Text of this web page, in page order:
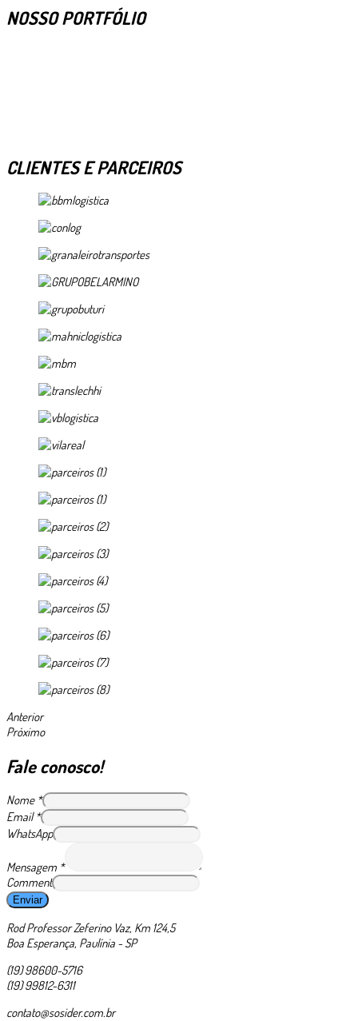
NOSSO PORTFÓLIO
CLIENTES E PARCEIROS
Anterior
Próximo
Fale conosco!
Nome *
Email*
WhatsApp
Mensagem *
Comment
Enviar
Rod Professor Zeferino Vaz, Km 124,5
Boa Esperança, Paulínia - SP
(19) 98600-5716
(19) 99812-6311
contato@sosider.com.br